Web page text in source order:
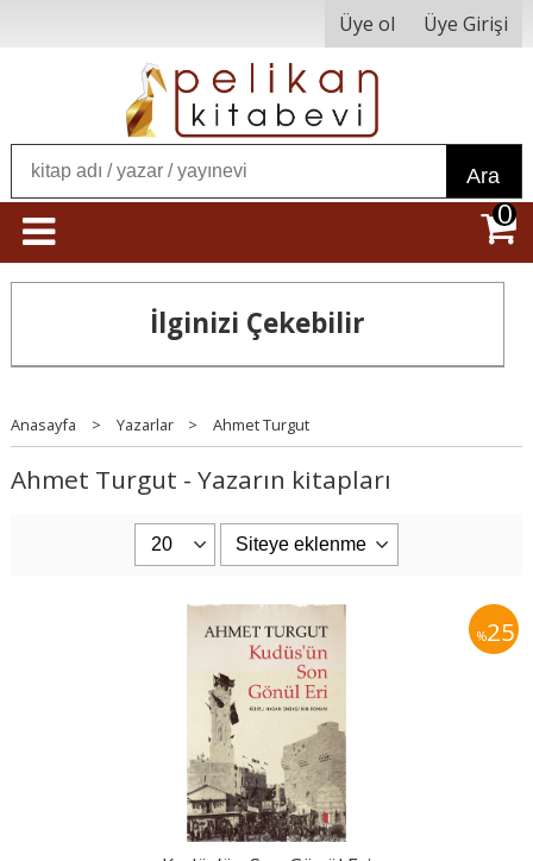
Üye ol Üye Girişi
Ara
0
İlginizi Çekebilir
Anasayfa > Yazarlar > Ahmet Turgut
Ahmet Turgut - Yazarın kitapları
%25